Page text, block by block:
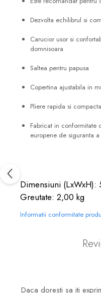
Dezvolta echilibrul si
Carucior usor si
domnisoara
Saltea pentru papusa
Copertina ajustabila in
Pliere rapida si
Fabricat in conformitate
europene de siguranta
Dimensiuni
Greutate: 2,00 kg
Informatii conformitate
Daca doresti sa iti